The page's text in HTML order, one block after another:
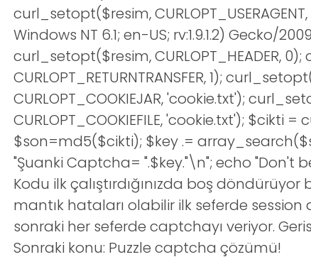
curl_setopt($resim,
Windows NT 6.1; en-US; rv:1.9.1.2) Gecko/
curl_setopt($resim, CURLOPT_HEADER,
CURLOPT_RETURNTRANSFER, 1);
CURLOPT_COOKIEJAR, 'cookie.txt');
CURLOPT_COOKIEFILE, 'cookie.txt'); $cikti
$son=md5($cikti); $key .=
"Şuanki Captcha= ".$key."\n"; echo "Don't
Kodu ilk çalıştırdığınızda boş
mantık hataları olabilir ilk seferde session
sonraki her seferde captchayı veriyor.
Sonraki konu: Puzzle captcha çözümü!